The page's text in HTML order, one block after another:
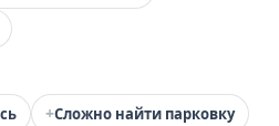
+Сложно найти парковку